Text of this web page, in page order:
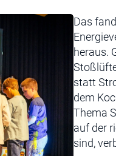
Das
heraus.
statt
dem
Thema
auf der
sind,